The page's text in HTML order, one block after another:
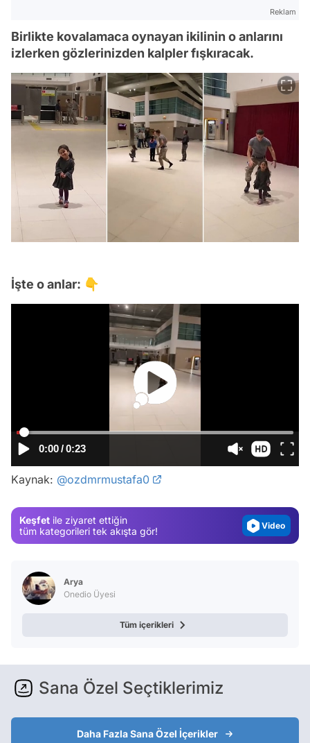
Reklam
Birlikte kovalamaca oynayan ikilinin o anlarını
izlerken gözlerinizden kalpler fışkıracak.
İşte o anlar: 👇
0:00/0:23
Kaynak: @ozdmrmustafa0
Keşfet ile ziyaret ettiğin
tüm kategorileri tek akışta gör!
Video
Test
Video
Arya
Onedio Üyesi
Tüm içerikleri
Sana Özel Seçtiklerimiz
Daha Fazla Sana Özel İçerikler